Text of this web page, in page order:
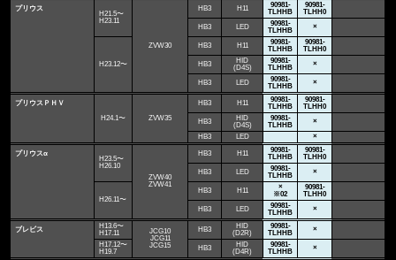
プリウス
H21.5〜
H23.11
ZVW30
HB3 H11
90981-
TLHHB
90981-
TLHH0
HB3
LED
90981-
TLHHB
×
H23.12〜
HB3 H11
90981-
TLHHB
90981-
TLHH0
HB3
HID
(D4S)
90981-
TLHHB
×
HB3 LED
90981-
TLHHB
×
プリウスＰＨＶ
H24.1〜
ZVW35
HB3 H11
90981-
TLHHB
90981-
TLHH0
HB3
HID
(D4S)
90981-
TLHHB
×
HB3
LED ×
プリウスα
H23.5〜
H26.10
ZVW40
ZVW41
HB3 H11
90981-
TLHHB
90981-
TLHH0
HB3
LED
90981-
TLHHB
×
H26.11〜
HB3 H11
×
※02
90981-
TLHH0
HB3
LED
90981-
TLHHB
×
ブレビス
H13.6〜
H17.11
JCG10
JCG11
JCG15
HB3
HID
(D2R)
90981-
TLHHB
×
H17.12〜
H19.7
HB3
HID
(D4R)
90981-
TLHHB
×